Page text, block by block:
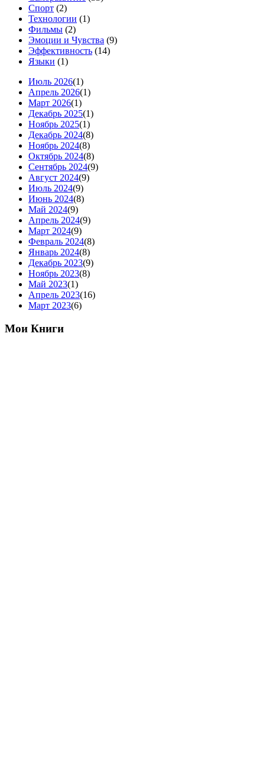
Спорт (2)
Технологии (1)
Фильмы (2)
Эмоции и Чувства (9)
Эффективность (14)
Языки (1)
Июль 2026(1)
Апрель 2026(1)
Март 2026(1)
Декабрь 2025(1)
Ноябрь 2025(1)
Декабрь 2024(8)
Ноябрь 2024(8)
Октябрь 2024(8)
Сентябрь 2024(9)
Август 2024(9)
Июль 2024(9)
Июнь 2024(8)
Май 2024(9)
Апрель 2024(9)
Март 2024(9)
Февраль 2024(8)
Январь 2024(8)
Декабрь 2023(9)
Ноябрь 2023(8)
Май 2023(1)
Апрель 2023(16)
Март 2023(6)
Мои Книги